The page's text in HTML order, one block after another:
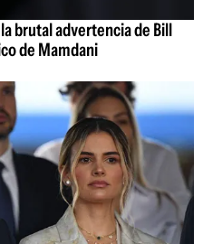
brutal advertencia de Bill
de Mamdani